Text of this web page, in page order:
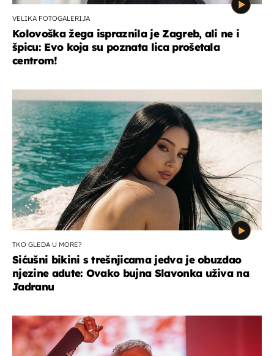
VELIKA FOTOGALERIJA
Kolovoška žega ispraznila je Zagreb, ali ne i
špicu: Evo koja su poznata lica prošetala
centrom!
TKO GLEDA U MORE?
Sićušni bikini s trešnjicama jedva je obuzdao
njezine adute: Ovako bujna Slavonka uživa na
Jadranu